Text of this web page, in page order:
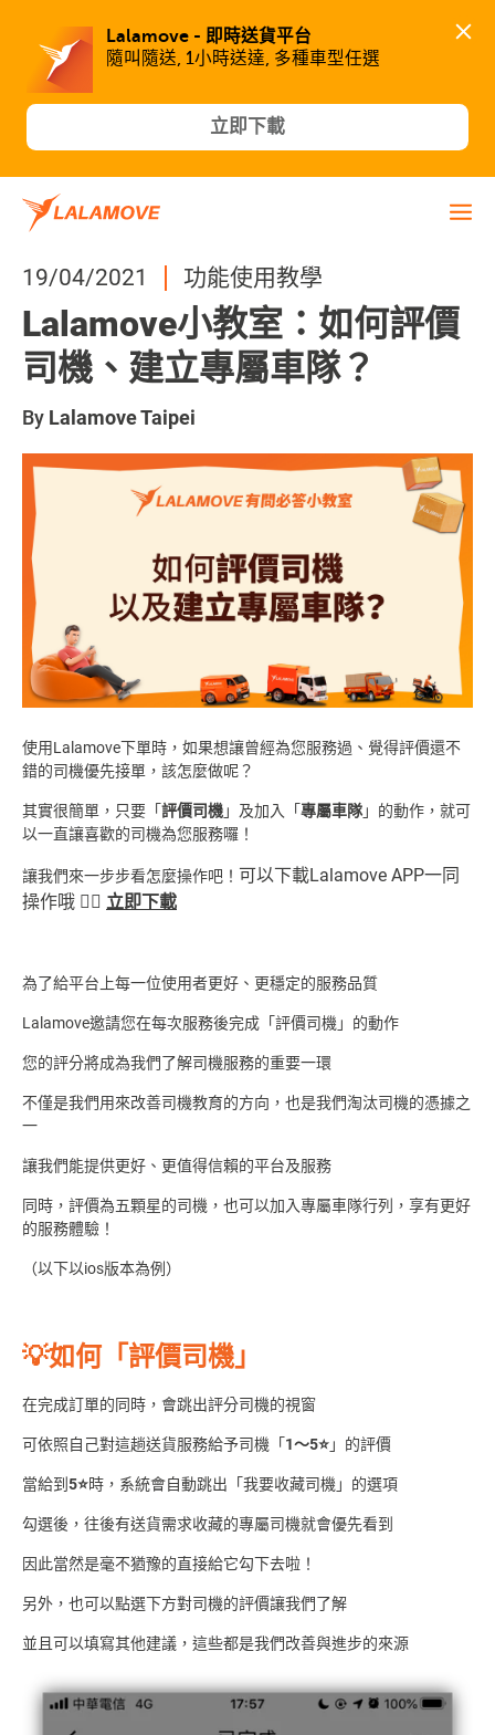
Lalamove - 即時送貨平台
隨叫隨送, 1小時送達, 多種車型任選
立即下載
19/04/2021 功能使用教學
Lalamove小教室：如何評價
司機、建立專屬車隊？
By Lalamove Taipei
使用Lalamove下單時，如果想讓曾經為您服務過、覺得評價還不
錯的司機優先接單，該怎麼做呢？
其實很簡單，只要「評價司機」及加入「專屬車隊」的動作，就可
以一直讓喜歡的司機為您服務囉！
讓我們來一步步看怎麼操作吧！ 可以下載Lalamove APP一同
操作哦 👉🏻 立即下載
為了給平台上每一位使用者更好、更穩定的服務品質
Lalamove邀請您在每次服務後完成「評價司機」的動作
您的評分將成為我們了解司機服務的重要一環
不僅是我們用來改善司機教育的方向，也是我們淘汰司機的憑據之
一
讓我們能提供更好、更值得信賴的平台及服務
同時，評價為五顆星的司機，也可以加入專屬車隊行列，享有更好
的服務體驗！
（以下以ios版本為例）
💡如何「評價司機」
在完成訂單的同時，會跳出評分司機的視窗
可依照自己對這趟送貨服務給予司機「1～5⭐」的評價
當給到5⭐時，系統會自動跳出「我要收藏司機」的選項
勾選後，往後有送貨需求收藏的專屬司機就會優先看到
因此當然是毫不猶豫的直接給它勾下去啦！
另外，也可以點選下方對司機的評價讓我們了解
並且可以填寫其他建議，這些都是我們改善與進步的來源